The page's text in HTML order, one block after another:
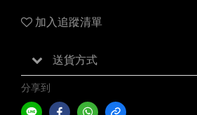
加入追蹤清單
送貨方式
分享到